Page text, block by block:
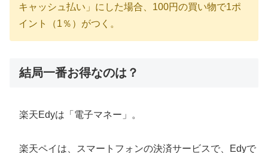
キャッシュ払い」にした場合、100円の買い物で1ポ
イント（1％）がつく。
結局一番お得なのは？
楽天Edyは「電子マネー」。
楽天ペイは、スマートフォンの決済サービスで、Edyで